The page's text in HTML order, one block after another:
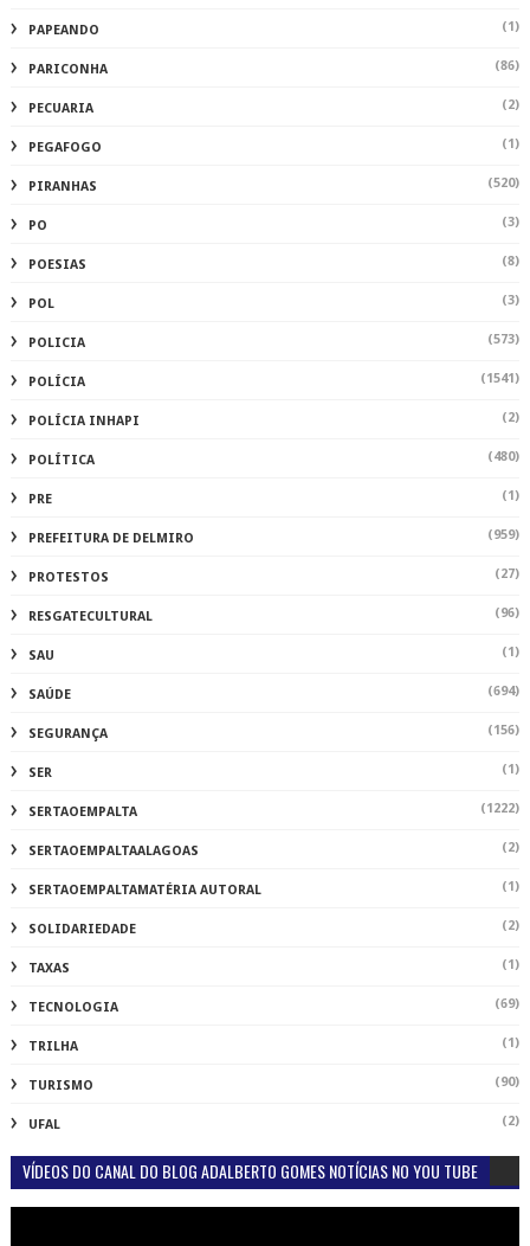
PAPEANDO (1)
PARICONHA (86)
PECUARIA (2)
PEGAFOGO (1)
PIRANHAS (520)
PO (3)
POESIAS (8)
POL (3)
POLICIA (573)
POLÍCIA (1541)
POLÍCIA INHAPI (2)
POLÍTICA (480)
PRE (1)
PREFEITURA DE DELMIRO (959)
PROTESTOS (27)
RESGATECULTURAL (96)
SAU (1)
SAÚDE (694)
SEGURANÇA (156)
SER (1)
SERTAOEMPALTA (1222)
SERTAOEMPALTAALAGOAS (2)
SERTAOEMPALTAMATÉRIA AUTORAL (1)
SOLIDARIEDADE (2)
TAXAS (1)
TECNOLOGIA (69)
TRILHA (1)
TURISMO (90)
UFAL (2)
VÍDEOS DO CANAL DO BLOG ADALBERTO GOMES NOTÍCIAS NO YOU TUBE